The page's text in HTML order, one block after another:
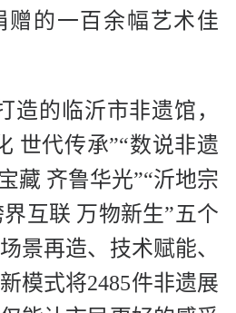
赠的一百余幅艺术佳
造的临沂市非遗馆，
世代传承”“数说非遗
藏 齐鲁华光”“沂地宗
界互联 万物新生”五个
景再造、技术赋能、
模式将2485件非遗展